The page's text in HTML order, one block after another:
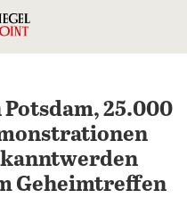
25.000
Geheimtreffen